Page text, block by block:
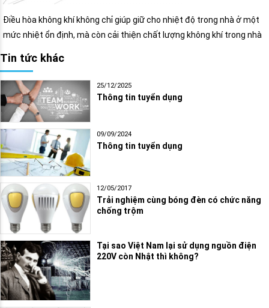
Điều hòa không khí không chỉ giúp giữ cho nhiệt độ trong nhà ở một
mức nhiệt ổn định, mà còn cải thiện chất lượng không khí trong nhà
Tin tức khác
25/12/2025
Thông tin tuyển dụng
09/09/2024
Thông tin tuyển dụng
12/05/2017
Trải nghiệm cùng bóng đèn có chức năng
chống trộm
Tại sao Việt Nam lại sử dụng nguồn điện
220V còn Nhật thì không?